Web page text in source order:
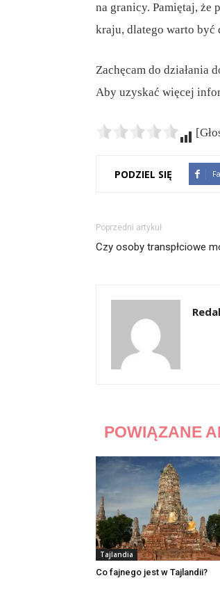
na granicy. Pamiętaj, że
kraju, dlatego warto być
Zachęcam do działania
Aby uzyskać więcej
PODZIEL SIĘ
Poprzedni artykuł
Czy osoby transpłciowe
POWIĄZANE
Tajlandia
Co fajnego jest w Tajlandii?